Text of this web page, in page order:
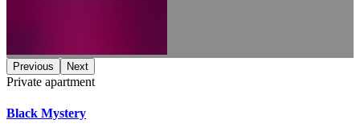
Previous Next
Private apartment
Black Mystery